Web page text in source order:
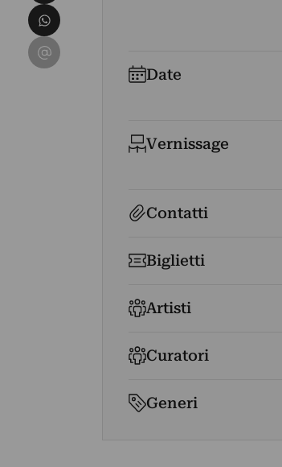
Date
Vernissage
Contatti
Biglietti
Artisti
Curatori
Generi
Condividi su WhatsApp
Condividi su Email